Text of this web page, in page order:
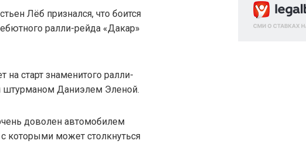
Лёб признался, что боится
ралли-рейда «Дакар»
старт знаменитого ралли-
Даниэлем Эленой.
доволен автомобилем
которыми может столкнуться